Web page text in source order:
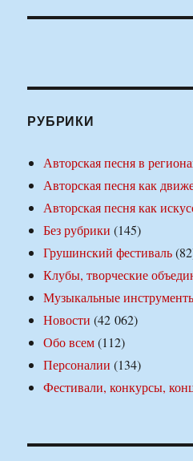
РУБРИКИ
Авторская песня в
Авторская песня как
Авторская песня как
Без рубрики (145)
Грушинский фестиваль
Клубы, творческие
Музыкальные
Новости (42 062)
Обо всем(112)
Персоналии (134)
Фестивали, конкурсы,